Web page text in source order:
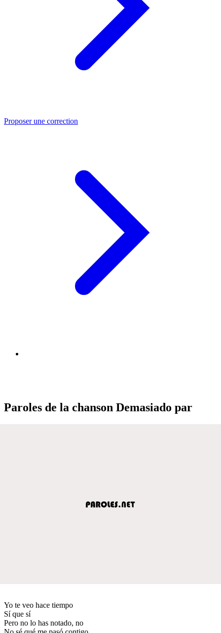
Proposer une correction
Paroles de la chanson Demasiado par
Yo te veo hace tiempo
Sí que sí
Pero no lo has notado, no